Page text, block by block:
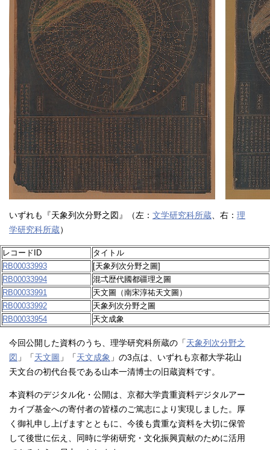
いずれも『天象列次分野之図』（左： 文学研究科所蔵 、右： 理
学研究科所蔵）
レコードID
タイトル
RB00033993
[天象列次分野之圖]
RB00033994
混弌歴代國都疆理之圖
RB00033991
天文圖（南宋淳祐天文圖）
RB00033992
天象列次分野之圖
RB00033954
天文成象
今回公開した資料のうち、理学研究科所蔵の「天象列次分野之
図 」「天文圖 」「天文成象 」の3点は、いずれも京都大学花山
天文台の初代台長である山本一清博士の旧蔵資料です。
本資料のデジタル化・公開は、京都大学貴重資料デジタルアー
カイブ基金への寄付者の皆様のご篤志により実現しました。厚
く御礼申し上げますとともに、今後も貴重な資料を大切に保管
して後世に伝え、同時に学術研究・文化振興貢献のために活用